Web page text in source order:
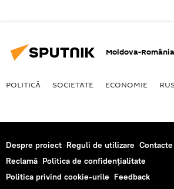
Moldova-România
POLITICĂ SOCIETATE ECONOMIE
Despre proiect Reguli de utilizare Contacte
Reclamă Politica de confidențialitate
Politica privind cookie-urile Feedback